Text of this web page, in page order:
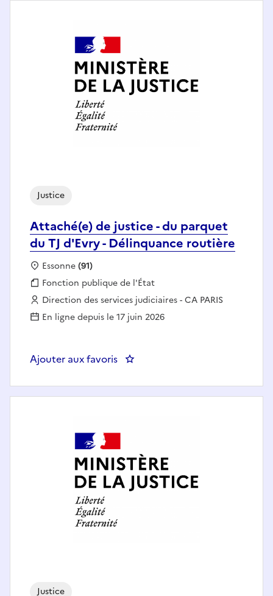
Attaché(e) de justice - du parquet
du TJ d'Evry - Délinquance routière
Justice
Localisation :
Essonne(91)
Fonction publique :
Fonction publique de l'État
Employeur :
Direction des services judiciaires - CA PARIS
En ligne depuis le 17 juin 2026
Ajouter aux favoris : Attaché(e) de justice - du
Justice